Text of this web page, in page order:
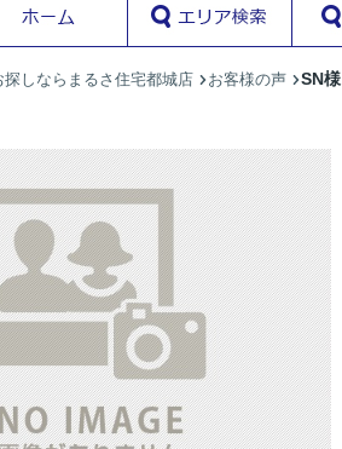
探しならまるさ住宅都城店 お客様の声 SN様